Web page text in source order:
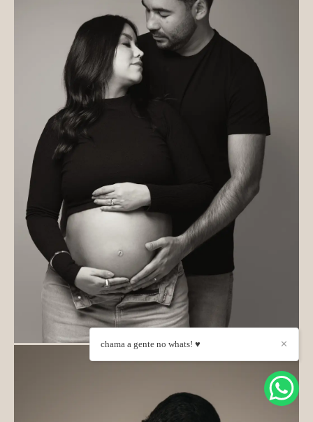
✕
chama a gente no whats! ♥